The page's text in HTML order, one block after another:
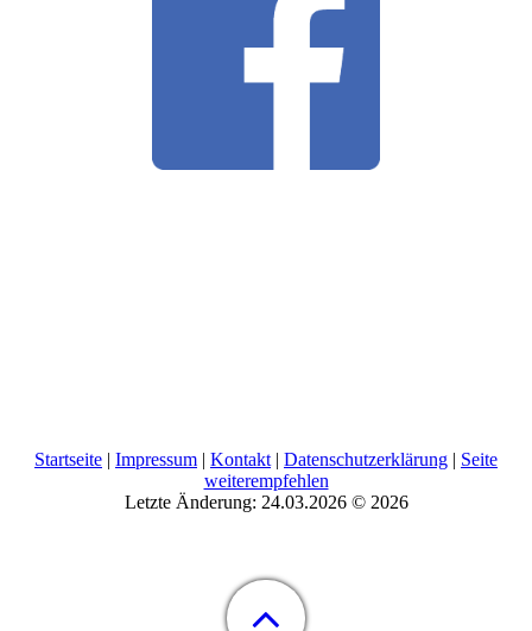
Startseite | Impressum | Kontakt | Datenschutzerklärung | Seite
weiterempfehlen
Letzte Änderung: 24.03.2026 © 2026